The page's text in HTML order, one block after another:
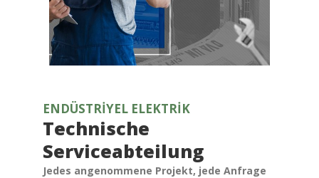
ENDÜSTRİYEL ELEKTRİK
Technische
Serviceabteilung
Jedes angenommene Projekt, jede Anfrage